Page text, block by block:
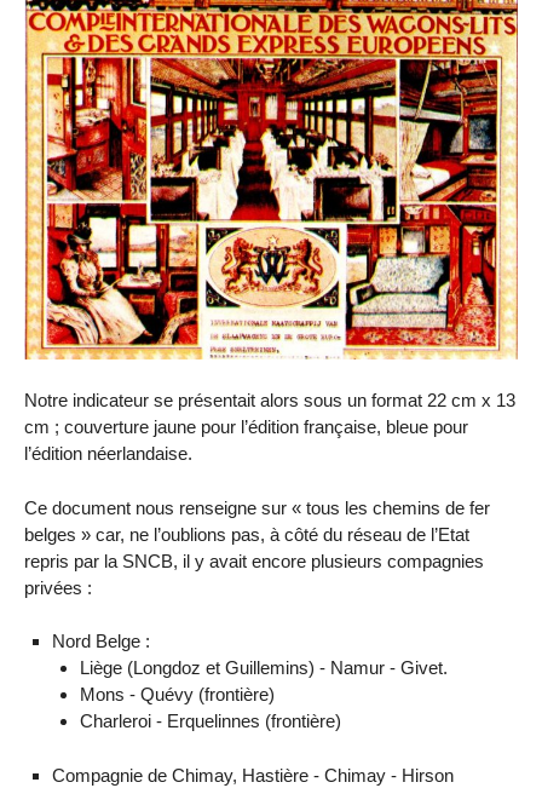
Notre indicateur se présentait alors sous un format 22 cm x 13
cm ; couverture jaune pour l’édition française, bleue pour
l’édition néerlandaise.
Ce document nous renseigne sur « tous les chemins de fer
belges » car, ne l’oublions pas, à côté du réseau de l’Etat
repris par la SNCB, il y avait encore plusieurs compagnies
privées :
Nord Belge :
Liège (Longdoz et Guillemins) - Namur - Givet.
Mons - Quévy (frontière)
Charleroi - Erquelinnes (frontière)
Compagnie de Chimay, Hastière - Chimay - Hirson